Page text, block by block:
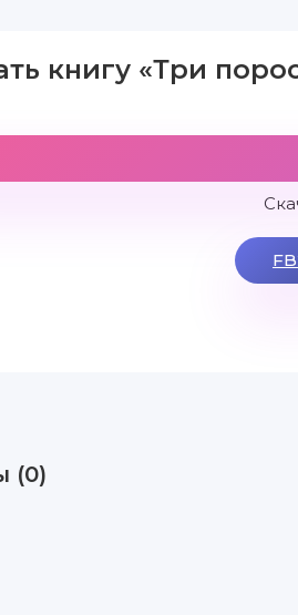
книгу «Три
(0)